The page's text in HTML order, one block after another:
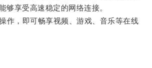
够享受高速稳定的网络连接。
，即可畅享视频、游戏、音乐等在线